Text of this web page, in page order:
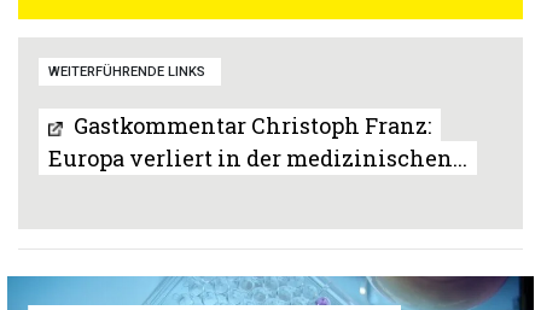
WEITERFÜHRENDE LINKS
Gastkommentar Christoph Franz:
Europa verliert in der medizinischen...